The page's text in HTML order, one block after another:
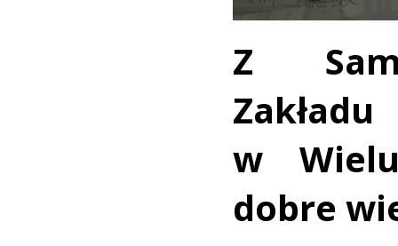
Z
w
dobre